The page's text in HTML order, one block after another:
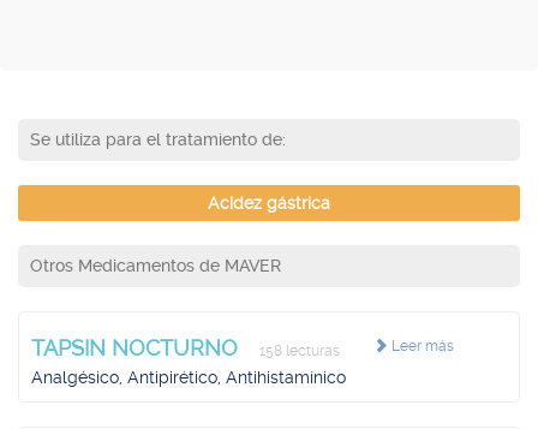
Se utiliza para el tratamiento de:
Acidez gástrica
Otros Medicamentos de MAVER
Leer más
TAPSIN NOCTURNO 158 lecturas
Analgésico, Antipirético, Antihistamínico